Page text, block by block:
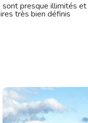
sont presque illimités et
très bien définis
c'est la possibilité
jeunes du village et
énorme